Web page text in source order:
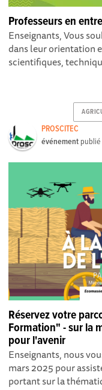
Professeurs en
Enseignants, Vous
dans leur orientation
scientifiques,
PROSCITEC
événement
Réservez votre
Formation" - sur la
pour l'avenir
Enseignants, nous
mars 2025 pour
portant sur la